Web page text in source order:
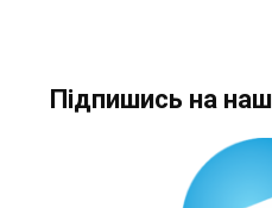
Підпишись на